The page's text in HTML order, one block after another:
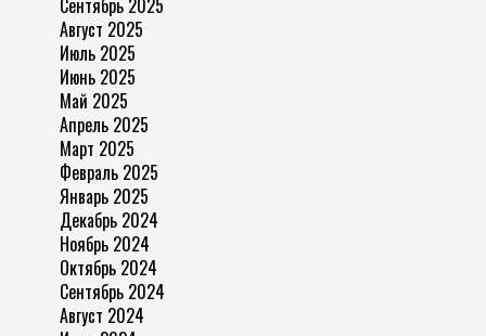
Август 2025
Июль 2025
Июнь 2025
Май 2025
Апрель 2025
Март 2025
Февраль 2025
Январь 2025
Декабрь 2024
Ноябрь 2024
Октябрь 2024
Сентябрь 2024
Август 2024